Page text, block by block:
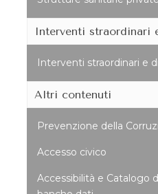
Interventi straordinari
Interventi straordinari e
Altri contenuti
Prevenzione della
Accesso civico
Accessibilità e Catalogo